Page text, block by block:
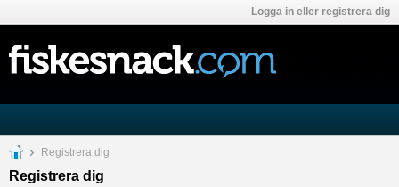
Logga in eller registrera dig
Registrera dig
Registrera dig